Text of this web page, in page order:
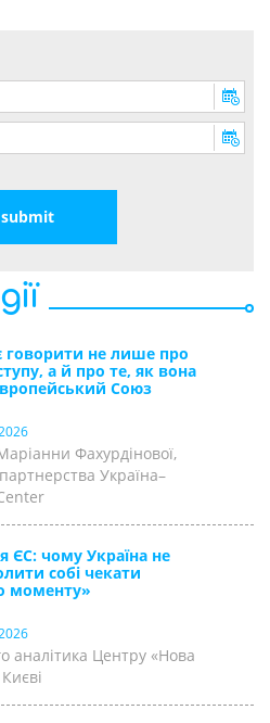
говорити не лише про
а й про те, як вона
Союз
Фахурдінової,
Україна–
ЄС: чому Україна не
собі чекати
моменту»
аналітика Центру «Нова